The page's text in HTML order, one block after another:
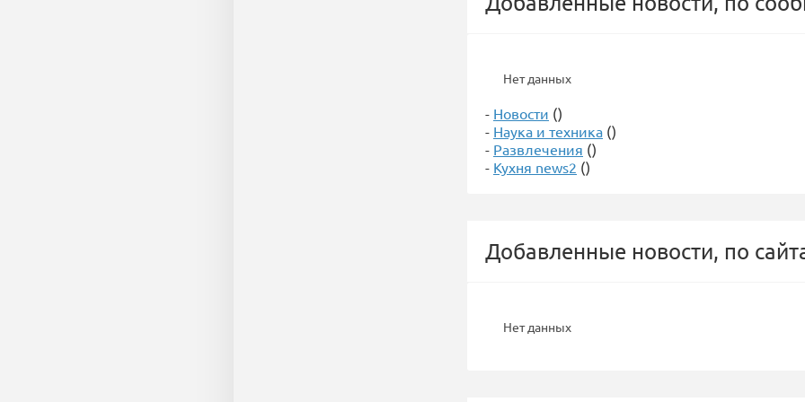
Нет данных
- Новости ()
- Наука и техника ()
- Развлечения ()
- Кухня news2 ()
Добавленные новости, по
Нет данных